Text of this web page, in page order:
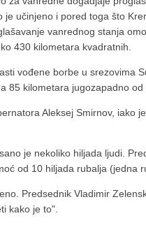
je učinjeno i pored toga što
vanrednog stanja
430 kilometara kvadratnih.
vođene borbe u srezovima
85 kilometara jugozapadno od
Aleksej Smirnov, iako
je nekoliko hiljada ljudi.
od 10 hiljada rubalja (jedna
Predsednik Vladimir
kako je to".